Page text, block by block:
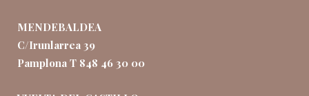
MENDEBALDEA
C/Irunlarrea 39
Pamplona T 848 46 30 00